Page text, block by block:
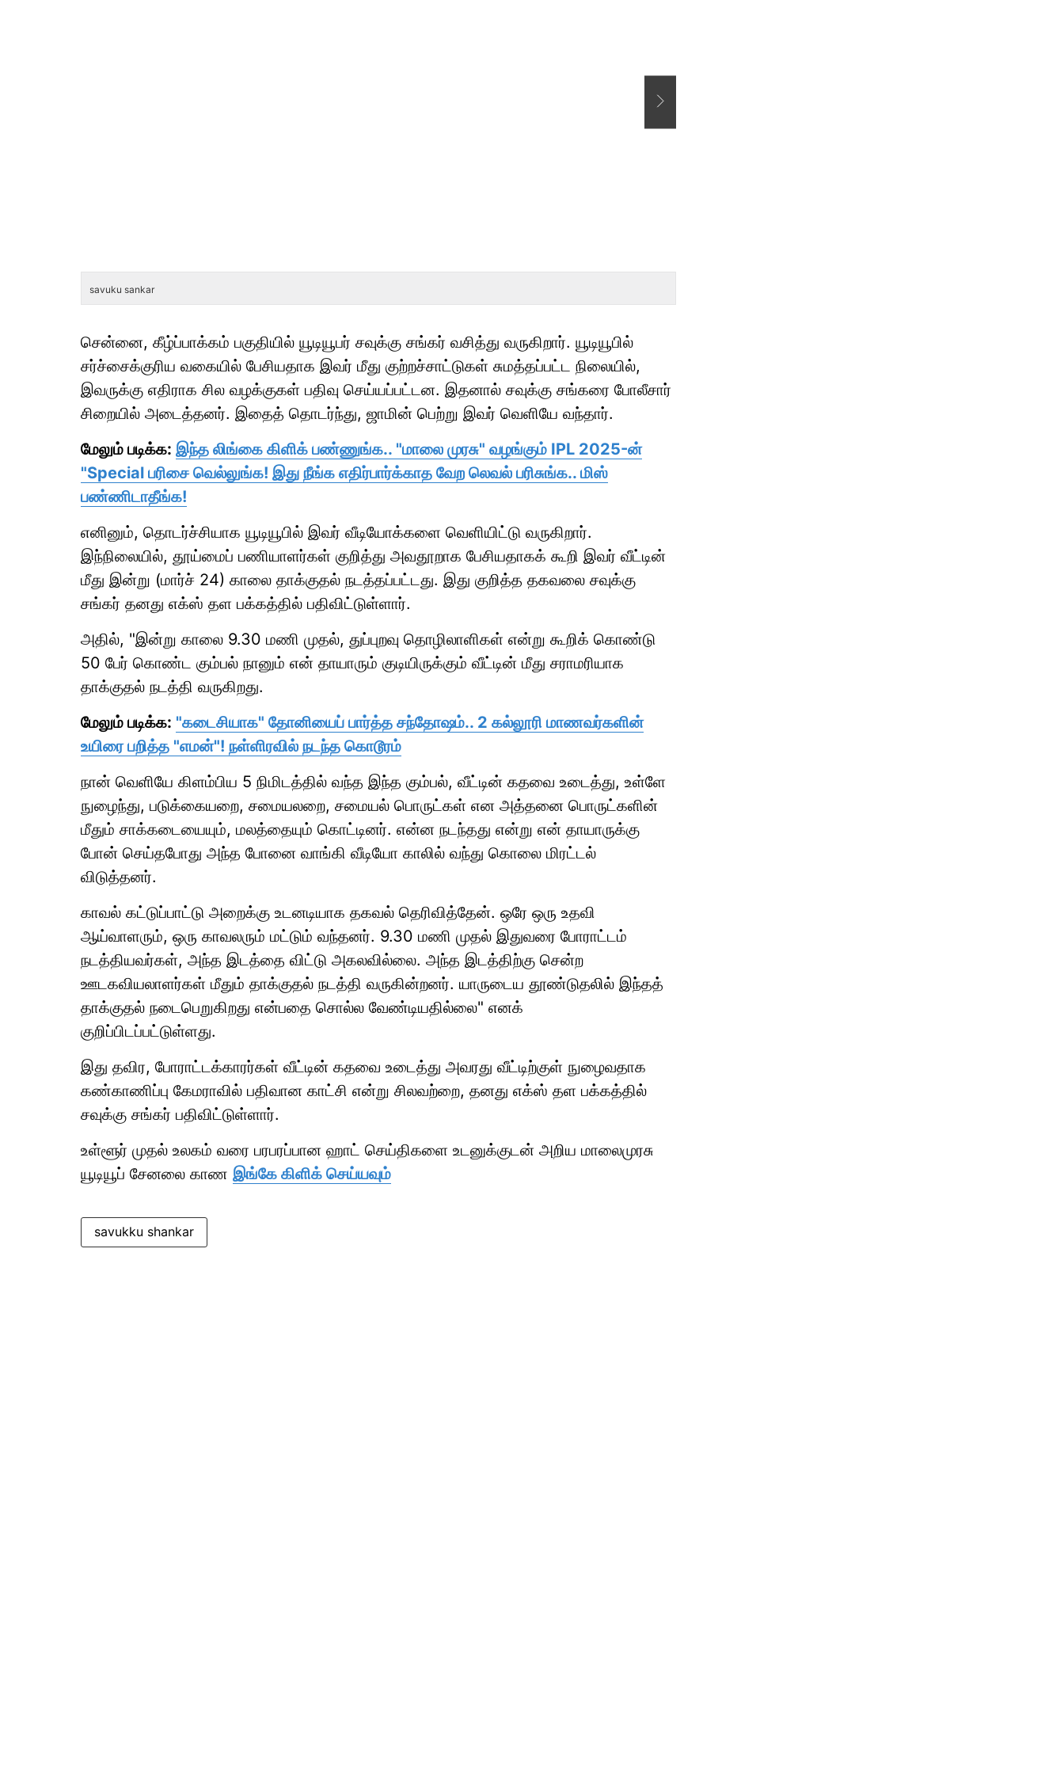
savuku sankar
சென்னை, கீழ்ப்பாக்கம் பகுதியில் யூடியூபர் சவுக்கு சங்கர் வசித்து வருகிறார். யூடியூபில்
சர்ச்சைக்குரிய வகையில் பேசியதாக இவர் மீது குற்றச்சாட்டுகள் சுமத்தப்பட்ட நிலையில்,
இவருக்கு எதிராக சில வழக்குகள் பதிவு செய்யப்பட்டன. இதனால் சவுக்கு சங்கரை போலீசார்
சிறையில் அடைத்தனர். இதைத் தொடர்ந்து, ஜாமின் பெற்று இவர் வெளியே வந்தார்.
மேலும் படிக்க: இந்த லிங்கை கிளிக் பண்ணுங்க.. "மாலை முரசு" வழங்கும் IPL 2025-ன்
"Special பரிசை வெல்லுங்க! இது நீங்க எதிர்பார்க்காத வேற லெவல் பரிசுங்க.. மிஸ்
பண்ணிடாதீங்க!
எனினும், தொடர்ச்சியாக யூடியூபில் இவர் வீடியோக்களை வெளியிட்டு வருகிறார்.
இந்நிலையில், தூய்மைப் பணியாளர்கள் குறித்து அவதூறாக பேசியதாகக் கூறி இவர் வீட்டின்
மீது இன்று (மார்ச் 24) காலை தாக்குதல் நடத்தப்பட்டது. இது குறித்த தகவலை சவுக்கு
சங்கர் தனது எக்ஸ் தள பக்கத்தில் பதிவிட்டுள்ளார்.
அதில், "இன்று காலை 9.30 மணி முதல், துப்புறவு தொழிலாளிகள் என்று கூறிக் கொண்டு
50 பேர் கொண்ட கும்பல் நானும் என் தாயாரும் குடியிருக்கும் வீட்டின் மீது சராமரியாக
தாக்குதல் நடத்தி வருகிறது.
மேலும் படிக்க: "கடைசியாக" தோனியைப் பார்த்த சந்தோஷம்.. 2 கல்லூரி மாணவர்களின்
உயிரை பறித்த "எமன்"! நள்ளிரவில் நடந்த கொடூரம்
நான் வெளியே கிளம்பிய 5 நிமிடத்தில் வந்த இந்த கும்பல், வீட்டின் கதவை உடைத்து, உள்ளே
நுழைந்து, படுக்கையறை, சமையலறை, சமையல் பொருட்கள் என அத்தனை பொருட்களின்
மீதும் சாக்கடையையும், மலத்தையும் கொட்டினர். என்ன நடந்தது என்று என் தாயாருக்கு
போன் செய்தபோது அந்த போனை வாங்கி வீடியோ காலில் வந்து கொலை மிரட்டல்
விடுத்தனர்.
காவல் கட்டுப்பாட்டு அறைக்கு உடனடியாக தகவல் தெரிவித்தேன். ஒரே ஒரு உதவி
ஆய்வாளரும், ஒரு காவலரும் மட்டும் வந்தனர். 9.30 மணி முதல் இதுவரை போராட்டம்
நடத்தியவர்கள், அந்த இடத்தை விட்டு அகலவில்லை. அந்த இடத்திற்கு சென்ற
ஊடகவியலாளர்கள் மீதும் தாக்குதல் நடத்தி வருகின்றனர். யாருடைய தூண்டுதலில் இந்தத்
தாக்குதல் நடைபெறுகிறது என்பதை சொல்ல வேண்டியதில்லை" எனக்
குறிப்பிடப்பட்டுள்ளது.
இது தவிர, போராட்டக்காரர்கள் வீட்டின் கதவை உடைத்து அவரது வீட்டிற்குள் நுழைவதாக
கண்காணிப்பு கேமராவில் பதிவான காட்சி என்று சிலவற்றை, தனது எக்ஸ் தள பக்கத்தில்
சவுக்கு சங்கர் பதிவிட்டுள்ளார்.
உள்ளூர் முதல் உலகம் வரை பரபரப்பான ஹாட் செய்திகளை உடனுக்குடன் அறிய மாலைமுரசு
யூடியூப் சேனலை காண இங்கே கிளிக் செய்யவும்
savukku shankar